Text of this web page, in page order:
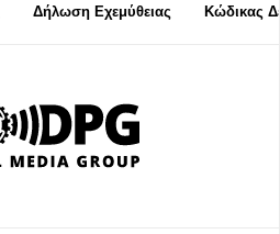
Δήλωση Εχεμύθειας Κώδικας